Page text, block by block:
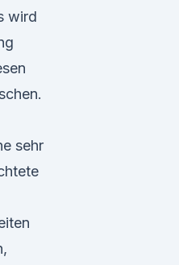
wird
sehr